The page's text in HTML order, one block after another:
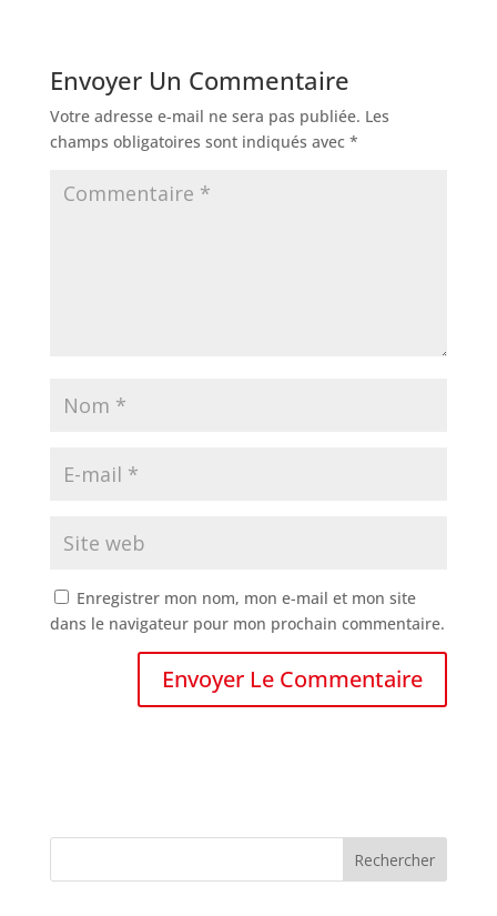
Envoyer Un Commentaire
Votre adresse e-mail ne sera pas publiée. Les
champs obligatoires sont indiqués avec *
Enregistrer mon nom, mon e-mail et mon site
dans le navigateur pour mon prochain commentaire.